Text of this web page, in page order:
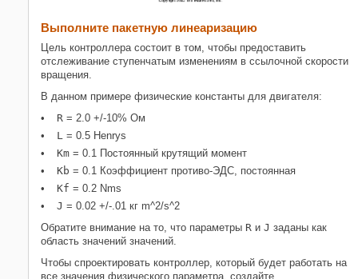
Выполните пакетную линеаризацию
Цель контроллера состоит в том, чтобы предоставить
отслеживание ступенчатым изменениям в ссылочной скорости
вращения.
В данном примере физические константы для двигателя:
R = 2.0 +/-10% Ом
L = 0.5 Henrys
Km = 0.1 Постоянный крутящий момент
Kb = 0.1 Коэффициент противо-ЭДС, постоянная
Kf = 0.2 Nms
J = 0.02 +/-.01 кг m^2/s^2
Обратите внимание на то, что параметры R и J заданы как
область значений значений.
Чтобы спроектировать контроллер, который будет работать на
все значения физического параметра, создайте